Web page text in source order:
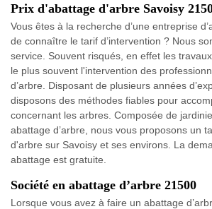
Prix d'abattage d'arbre Savoisy
Vous êtes à la recherche d’une entreprise
de connaître le tarif d’intervention ? Nous
service. Souvent risqués, en effet les
le plus souvent l'intervention des
d’arbre. Disposant de plusieurs années
disposons des méthodes fiables pour
concernant les arbres. Composée de
abattage d’arbre, nous vous proposons un
d'arbre sur Savoisy et ses environs. La
abattage est gratuite.
Société en abattage d’arbre 21500
Lorsque vous avez à faire un abattage